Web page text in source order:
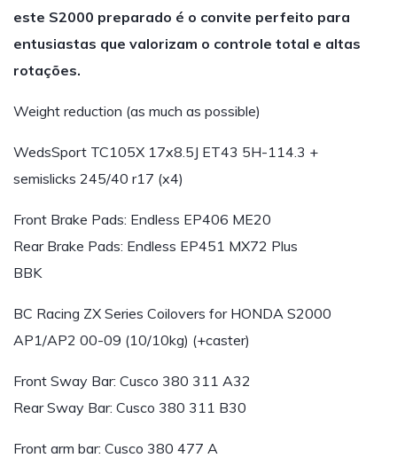
este S2000 preparado é o convite perfeito para
entusiastas que valorizam o controle total e altas
rotações.
Weight reduction (as much as possible)
WedsSport TC105X 17x8.5J ET43 5H-114.3 +
semislicks 245/40 r17 (x4)
Front Brake Pads: Endless EP406 ME20
Rear Brake Pads: Endless EP451 MX72 Plus
BBK
BC Racing ZX Series Coilovers for HONDA S2000
AP1/AP2 00-09 (10/10kg) (+caster)
Front Sway Bar: Cusco 380 311 A32
Rear Sway Bar: Cusco 380 311 B30
Front arm bar: Cusco 380 477 A